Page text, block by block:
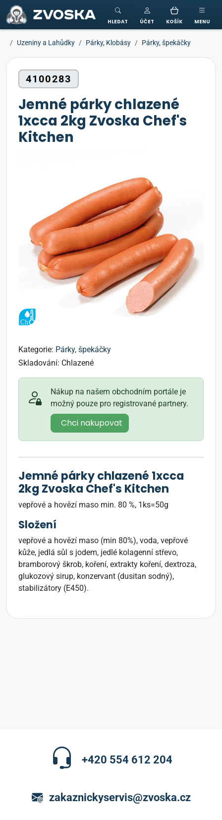
ZVOSKA
HLEDAT ÚČET KOŠÍK MENU
Uzeniny a Lahůdky Párky, Klobásy Párky, špekáčky
4100283
Jemné párky chlazené
1xcca 2kg Zvoska Chef's
Kitchen
Kategorie: Párky, špekáčky
Skladování: Chlazené
Nákup na našem obchodním portále je
možný pouze pro registrované partnery.
Chci nakupovat
Jemné párky chlazené 1xcca
2kg Zvoska Chef's Kitchen
vepřové a hovězí maso min. 80 %, 1ks=50g
Složení
vepřové a hovězí maso (min 80%), voda, vepřové
kůže, jedlá sůl s jodem, jedlé kolagenní střevo,
bramborový škrob, koření, extrakty koření, dextroza,
glukozový sirup, konzervant (dusitan sodný),
stabilizátory (E450).
+420 554 612 204
zakaznickyservis@zvoska.cz